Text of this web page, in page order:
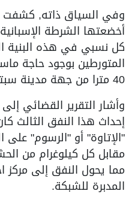
وفي السياق ذاته, كشفت
أخضعتها الشرطة
كل نسبي في هذه البنية
المتورطين بوجود حاجة
40 مترا من جهة مدينة سبتة.
وأشار التقرير القضائي
إحداث هذا النفق
"الإتاوة" أو "الرسوم" على
مقابل كل كيلوغرام من
مما يحول النفق إلى مركز
المدبرة للشبكة.